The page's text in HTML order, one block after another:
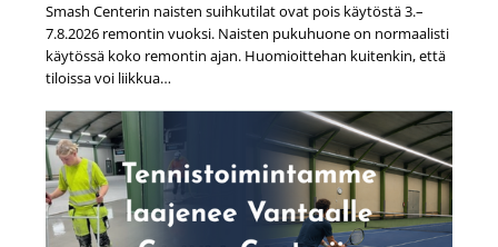
Smash Centerin naisten suihkutilat ovat pois käytöstä 3.–
7.8.2026 remontin vuoksi. Naisten pukuhuone on normaalisti
käytössä koko remontin ajan. Huomioittehan kuitenkin, että
tiloissa voi liikkua…